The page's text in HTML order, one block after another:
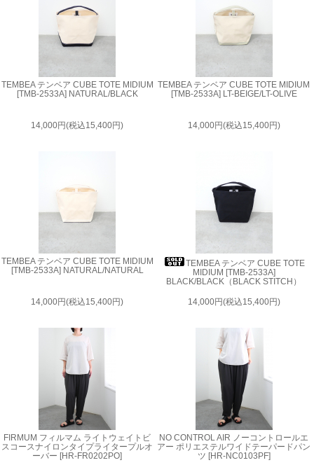
TEMBEA テンベア CUBE TOTE MIDIUM
[TMB-2533A] NATURAL/BLACK
14,000円(税込15,400円)
TEMBEA テンベア CUBE TOTE MIDIUM
[TMB-2533A] LT-BEIGE/LT-OLIVE
14,000円(税込15,400円)
TEMBEA テンベア CUBE TOTE MIDIUM
[TMB-2533A] NATURAL/NATURAL
14,000円(税込15,400円)
TEMBEA テンベア CUBE TOTE
MIDIUM [TMB-2533A]
BLACK/BLACK（BLACK STITCH）
14,000円(税込15,400円)
FIRMUM フィルマム ライトウェイトビ
スコースナイロンタイプライタープルオ
ーバー [HR-FR0202PO]
NO CONTROL AIR ノーコントロールエ
アー ポリエステルワイドテーパードパン
ツ [HR-NC0103PF]